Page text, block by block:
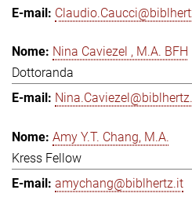
Nina Caviezel , M.A. BFH
Dottoranda
Amy Y.T. Chang, M.A.
Kress Fellow
amychang@biblhertz.it